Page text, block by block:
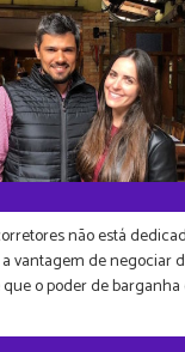
não está
vantagem de negociar
o poder de barganha